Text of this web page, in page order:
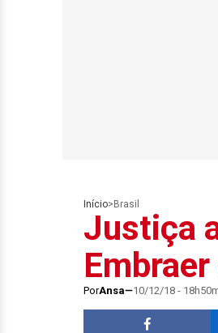
Início> Brasil
Justiça
PorAnsa 10/12/18 -